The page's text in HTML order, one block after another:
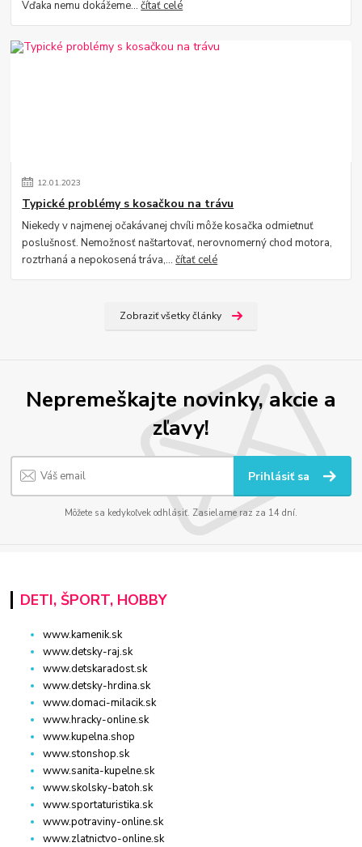
Vďaka nemu dokážeme...čítať celé
12.01.2023
Typické problémy s kosačkou na trávu
Niekedy v najmenej očakávanej chvíli môže kosačka odmietnuť
poslušnosť. Nemožnosť naštartovať, nerovnomerný chod motora,
roztrhaná a nepokosená tráva,...čítať celé
Zobraziť všetky články
Nepremeškajte novinky, akcie a
zľavy!
Prihlásiť sa
Môžete sa kedykoľvek odhlásiť. Zasielame raz za 14 dní.
DETI, ŠPORT, HOBBY
www.kamenik.sk
www.detsky-raj.sk
www.detskaradost.sk
www.detsky-hrdina.sk
www.domaci-milacik.sk
www.hracky-online.sk
www.kupelna.shop
www.stonshop.sk
www.sanita-kupelne.sk
www.skolsky-batoh.sk
www.sportaturistika.sk
www.potraviny-online.sk
www.zlatnictvo-online.sk